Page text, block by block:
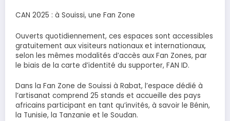
CAN 2025 : à Souissi, une Fan Zone
Ouverts quotidiennement, ces espaces sont accessibles
gratuitement aux visiteurs nationaux et internationaux,
selon les mêmes modalités d’accès aux Fan Zones, par
le biais de la carte d’identité du supporter, FAN ID.
Dans la Fan Zone de Souissi à Rabat, l’espace dédié à
l’artisanat comprend 25 stands et accueille des pays
africains participant en tant qu’invités, à savoir le Bénin,
la Tunisie, la Tanzanie et le Soudan.